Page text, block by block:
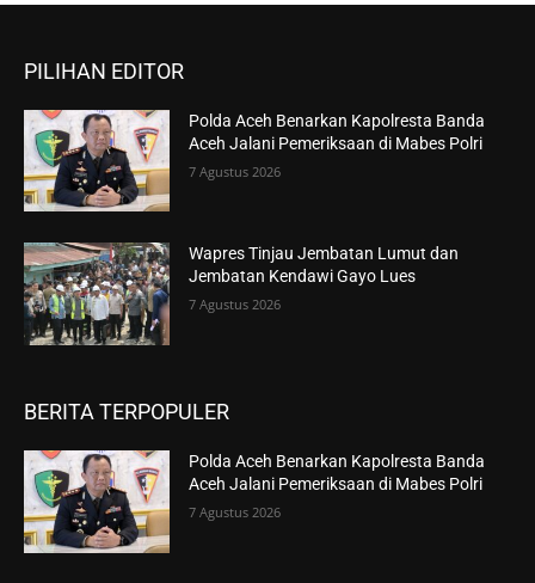
PILIHAN EDITOR
Polda Aceh Benarkan Kapolresta Banda
Aceh Jalani Pemeriksaan di Mabes Polri
7 Agustus 2026
Wapres Tinjau Jembatan Lumut dan
Jembatan Kendawi Gayo Lues
7 Agustus 2026
BERITA TERPOPULER
Polda Aceh Benarkan Kapolresta Banda
Aceh Jalani Pemeriksaan di Mabes Polri
7 Agustus 2026